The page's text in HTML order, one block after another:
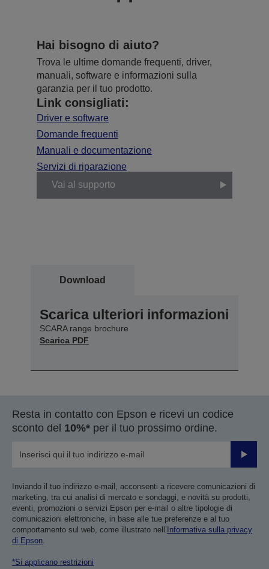
Hai bisogno di aiuto?
Trova le ultime domande frequenti, driver,
manuali, software e informazioni sulla
garanzia per il tuo prodotto.
Link consigliati:
Driver e software
Domande frequenti
Manuali e documentazione
Servizi di riparazione
Vai al supporto
Download
Scarica ulteriori informazioni
SCARA range brochure
Scarica PDF
Resta in contatto con Epson e ricevi un codice
sconto del 10%* per il tuo prossimo ordine.
Invia
Inviando il tuo indirizzo e-mail, acconsenti a ricevere comunicazioni di
marketing, tra cui analisi di mercato e sondaggi, e novità su prodotti,
eventi, promozioni o servizi Epson per e-mail o altre tipologie di
comunicazioni elettroniche, in base alle tue preferenze e al tuo
comportamento sul web, come illustrato nell’Informativa sulla privacy
di Epson
*Si applicano restrizioni